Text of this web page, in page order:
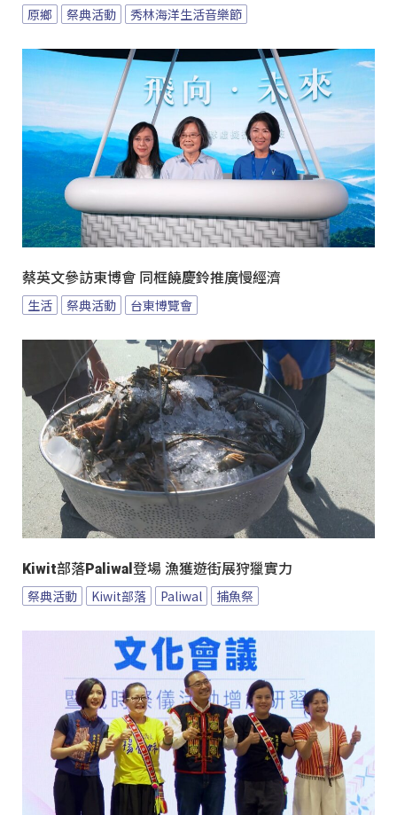
原鄉 祭典活動 秀林海洋生活音樂節
蔡英文參訪東博會 同框饒慶鈴推廣慢經濟
生活 祭典活動 台東博覽會
Kiwit部落Paliwal登場 漁獲遊街展狩獵實力
祭典活動 Kiwit部落 Paliwal 捕魚祭